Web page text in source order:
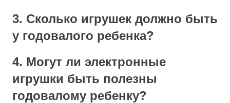
3. Сколько игрушек должно быть
у годовалого ребенка?
4. Могут ли электронные
игрушки быть полезны
годовалому ребенку?